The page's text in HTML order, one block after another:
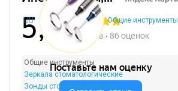
Общие инструменты
Общие инструменты
Зеркала стоматологические
Зонды стоматологические